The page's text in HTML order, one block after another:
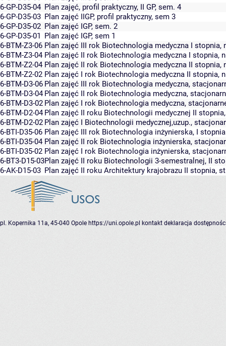
6-GP-D35-04 Plan zajęć, profil praktyczny, II GP, sem. 4
6-GP-D35-03 Plan zajęć IIGP, profil praktyczny, sem 3
6-GP-D35-02 Plan zajęć IGP, sem. 2
6-GP-D35-01 Plan zajęć IGP, sem 1
6-BTM-Z3-06 Plan zajęć III rok Biotechnologia medyczna I
6-BTM-Z3-04 Plan zajęć II rok Biotechnologia medyczna I stopnia,
6-BTM-Z2-04 Plan zajęć II rok Biotechnologia medyczna II
6-BTM-Z2-02 Plan zajęć I rok Biotechnologia medyczna II stopnia,
6-BTM-D3-06 Plan zajęć III rok Biotechnologia medyczna,
6-BTM-D3-04 Plan zajęć II rok Biotechnologia medyczna,
6-BTM-D3-02 Plan zajęć I rok Biotechnologia medyczna,
6-BTM-D2-04 Plan zajęć II roku Biotechnologii medycznej II
6-BTM-D2-02 Plan zajęć I Biotechnologii medycznej,uzup.,
6-BTI-D35-06 Plan zajęć III rok Biotechnologia inżynierska, I
6-BTI-D35-04 Plan zajęć II rok Biotechnologia inżynierska,
6-BTI-D35-02 Plan zajęć I rok Biotechnologia inżynierska,
6-BT3-D15-03Plan zajęć II roku Biotechnologii 3-semestralnej, II
6-AK-D15-03 Plan zajęć II roku Architektury krajobrazu II stopnia,
pl. Kopernika 11a, 45-040 Opole https://uni.opole.pl kontakt deklaracja